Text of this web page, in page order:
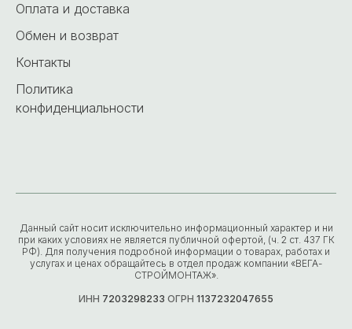
Оплата и доставка
Обмен и возврат
Контакты
Политика
конфиденциальности
Данный сайт носит исключительно информационный характер и ни
при каких условиях не является публичной офертой, (ч. 2 ст. 437 ГК
РФ). Для получения подробной информации о товарах, работах и
услугах и ценах обращайтесь в отдел продаж компании «ВЕГА-
СТРОЙМОНТАЖ».
ИНН 7203298233 ОГРН 1137232047655